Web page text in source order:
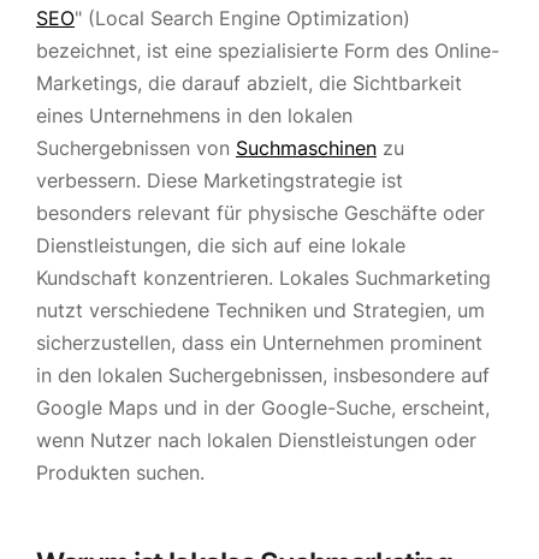
SEO" (Local Search Engine Optimization)
bezeichnet, ist eine spezialisierte Form des Online-
Marketings, die darauf abzielt, die Sichtbarkeit
eines Unternehmens in den lokalen
Suchergebnissen von Suchmaschinen zu
verbessern. Diese Marketingstrategie ist
besonders relevant für physische Geschäfte oder
Dienstleistungen, die sich auf eine lokale
Kundschaft konzentrieren. Lokales Suchmarketing
nutzt verschiedene Techniken und Strategien, um
sicherzustellen, dass ein Unternehmen prominent
in den lokalen Suchergebnissen, insbesondere auf
Google Maps und in der Google-Suche, erscheint,
wenn Nutzer nach lokalen Dienstleistungen oder
Produkten suchen.